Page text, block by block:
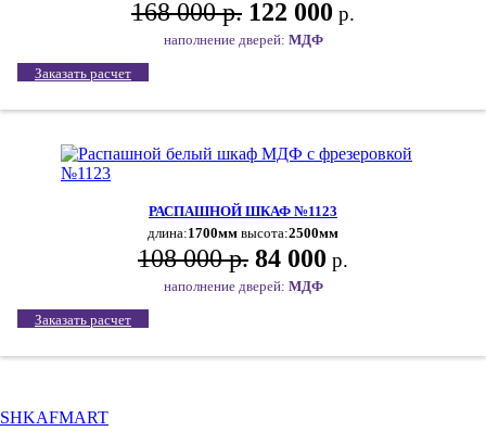
168 000 р. 122 000 р.
наполнение дверей: МДФ
Заказать расчет
РАСПАШНОЙ ШКАФ №1123
длина:1700мм высота:2500мм
108 000 р. 84 000 р.
наполнение дверей: МДФ
Заказать расчет
SHKAFMART